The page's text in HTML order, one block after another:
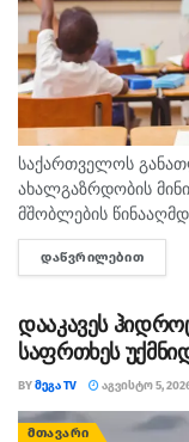
საქართველოს
ახალგაზრდობის
მშობლების
ბავშვებს სასკოლო
განსაზღვრული,
ᲓᲐᲬᲕᲠᲘᲚᲔᲑᲘᲗ
დააკავეს
საფრთხეს
BYᲛᲔᲒᲐ TV ᲐᲒᲕᲘᲡᲢᲝ 5,
ᲛᲗᲐᲕᲐᲠᲘ